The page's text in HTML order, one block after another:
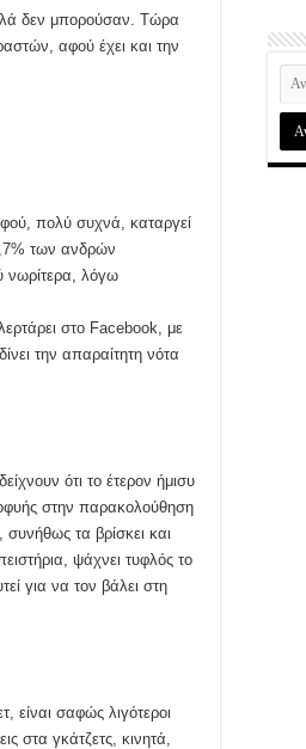
δεν μπορούσαν. Τώρα
αφού έχει και την
πολύ συχνά, καταργεί
των ανδρών
νωρίτερα, λόγω
στο Facebook, με
την απαραίτητη νότα
ότι το έτερον ήμισυ
στην παρακολούθηση
τα βρίσκει και
ψάχνει τυφλός το
για να τον βάλει στη
είναι σαφώς λιγότεροι
στα γκάτζετς, κινητά,